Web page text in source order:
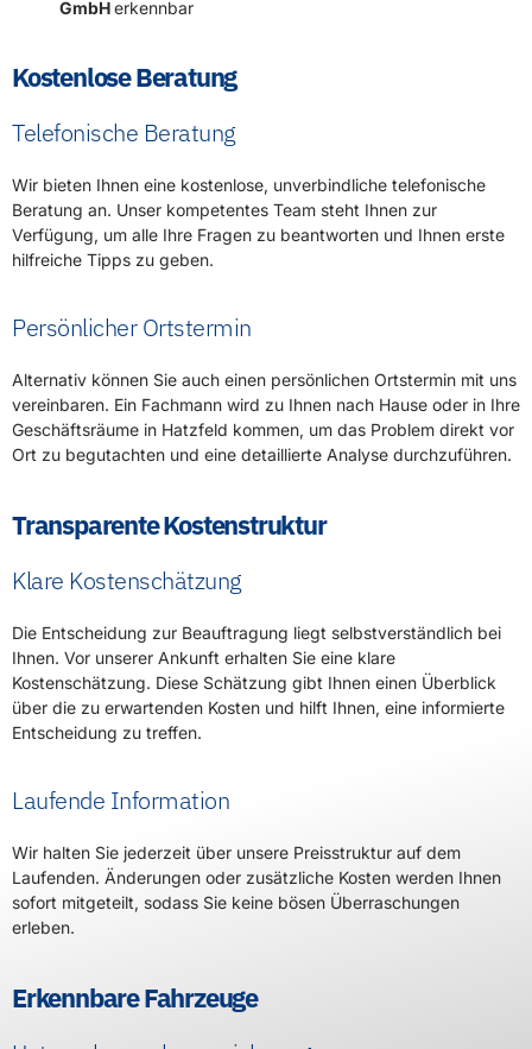
GmbHerkennbar
Kostenlose Beratung
Telefonische Beratung
Wir bieten Ihnen eine kostenlose, unverbindliche telefonische
Beratung an. Unser kompetentes Team steht Ihnen zur
Verfügung, um alle Ihre Fragen zu beantworten und Ihnen erste
hilfreiche Tipps zu geben.
Persönlicher Ortstermin
Alternativ können Sie auch einen persönlichen Ortstermin mit uns
vereinbaren. Ein Fachmann wird zu Ihnen nach Hause oder in Ihre
Geschäftsräume in Hatzfeld kommen, um das Problem direkt vor
Ort zu begutachten und eine detaillierte Analyse durchzuführen.
Transparente Kostenstruktur
Klare Kostenschätzung
Die Entscheidung zur Beauftragung liegt selbstverständlich bei
Ihnen. Vor unserer Ankunft erhalten Sie eine klare
Kostenschätzung. Diese Schätzung gibt Ihnen einen Überblick
über die zu erwartenden Kosten und hilft Ihnen, eine informierte
Entscheidung zu treffen.
Laufende Information
Wir halten Sie jederzeit über unsere Preisstruktur auf dem
Laufenden. Änderungen oder zusätzliche Kosten werden Ihnen
sofort mitgeteilt, sodass Sie keine bösen Überraschungen
erleben.
Erkennbare Fahrzeuge